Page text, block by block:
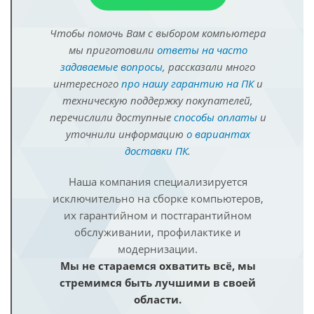
Чтобы помочь Вам с выбором компьютера
мы приготовили ответы на часто
задаваемые вопросы, рассказали много
интересного про нашу гарантию на ПКи
техническую поддержку покупателей,
перечислили доступные способы оплатыи
уточнили информацию о вариантах
доставки ПК.
Наша компания специализируется
исключительно на сборке компьютеров,
их гарантийном и постгарантийном
обслуживании, профилактике и
модернизации.
Мы не стараемся охватить всё, мы
стремимся быть лучшими в своей
области.